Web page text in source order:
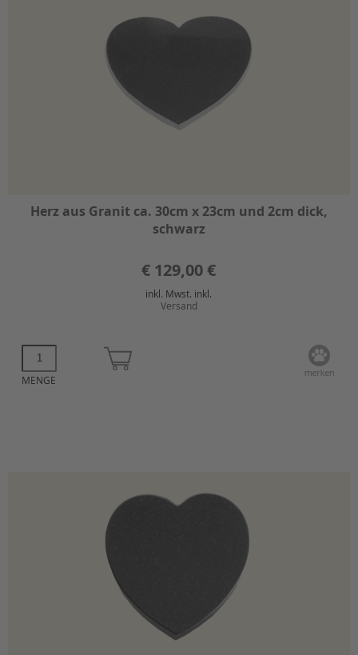
Herz aus Granit ca. 30cm x 23cm und 2cm dick,
schwarz
€ 129,00 €
inkl. Mwst. inkl.
Versand
MENGE